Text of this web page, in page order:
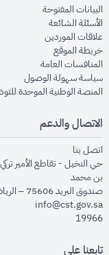
البيانات المفتوحةwindow
الأسئلة الشائعةwindow
علاقات الموردينwindow
خريطة الموقعnew window
المنافسات العامةwindow
سياسة سهولة الوصول
المنصة الوطنية الموحدة
الاتصال والدعم
اتصل بنا
حي النخيل - تقاطع الأمير
بن محمد
صندوق البريد 75606 – الرياض 11588
info@cst.gov.sa
19966
تابعنا على